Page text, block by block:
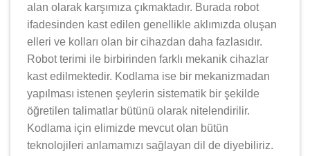
alan olarak karşımıza çıkmaktadır. Burada robot
ifadesinden kast edilen genellikle aklımızda oluşan
elleri ve kolları olan bir cihazdan daha fazlasıdır.
Robot terimi ile birbirinden farklı mekanik cihazlar
kast edilmektedir. Kodlama ise bir mekanizmadan
yapılması istenen şeylerin sistematik bir şekilde
öğretilen talimatlar bütünü olarak nitelendirilir.
Kodlama için elimizde mevcut olan bütün
teknolojileri anlamamızı sağlayan dil de diyebiliriz.